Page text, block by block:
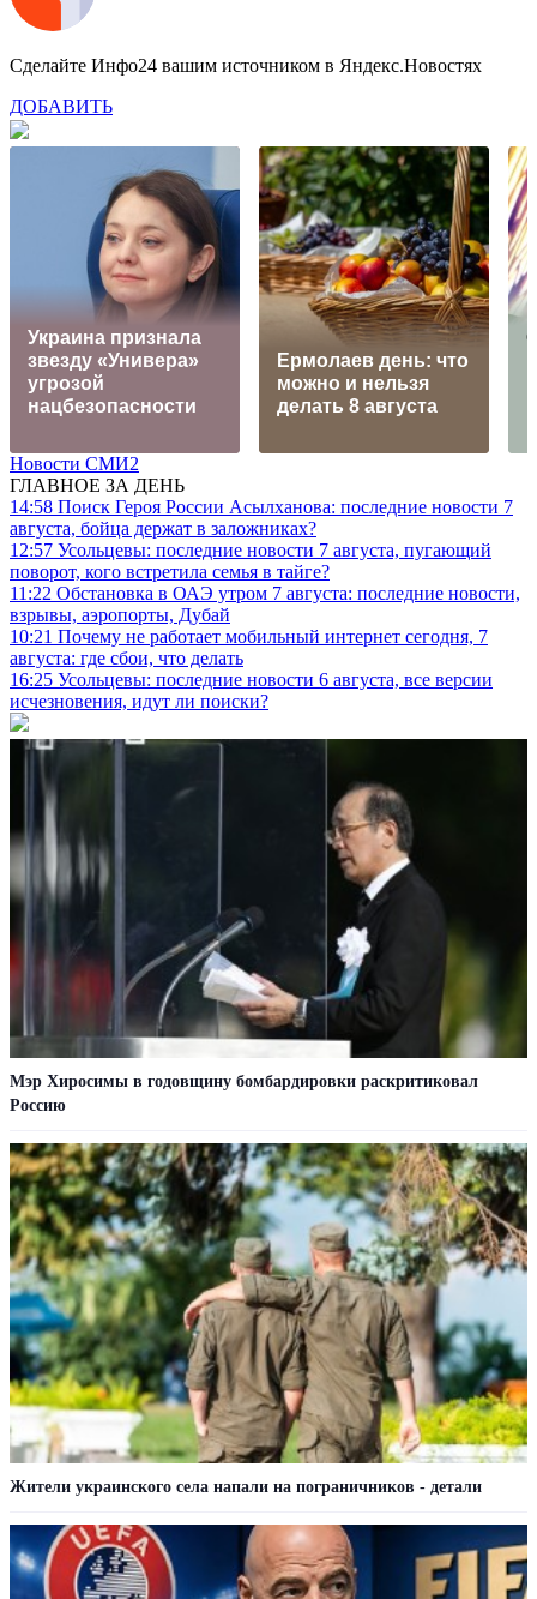
Сделайте Инфо24 вашим источником в Яндекс.Новостях
ДОБАВИТЬ
Украина признала
звезду «Универа»
угрозой
нацбезопасности
Ермолаев день: что
можно и нельзя
делать 8 августа
Новости СМИ2
ГЛАВНОЕ ЗА ДЕНЬ
14:58 Поиск Героя России Асылханова: последние новости 7
августа, бойца держат в заложниках?
12:57 Усольцевы: последние новости 7 августа, пугающий
поворот, кого встретила семья в тайге?
11:22 Обстановка в ОАЭ утром 7 августа: последние новости,
взрывы, аэропорты, Дубай
10:21 Почему не работает мобильный интернет сегодня, 7
августа: где сбои, что делать
16:25 Усольцевы: последние новости 6 августа, все версии
исчезновения, идут ли поиски?
Мэр Хиросимы в годовщину бомбардировки раскритиковал
Россию
Жители украинского села напали на пограничников - детали